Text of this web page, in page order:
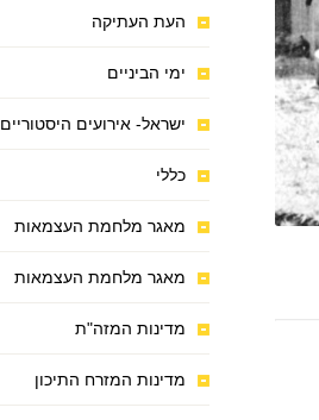
העת העתיקה
ימי הביניים
ישראל- אירועים היסטוריים
כללי
מאגר מלחמת העצמאות
מאגר מלחמת העצמאות
מדינות המזה"ת
מדינות המזרח התיכון